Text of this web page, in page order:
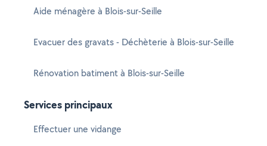
Aide ménagère à Blois-sur-Seille
Evacuer des gravats - Déchèterie à Blois-sur-Seille
Rénovation batiment à Blois-sur-Seille
Services principaux
Effectuer une vidange